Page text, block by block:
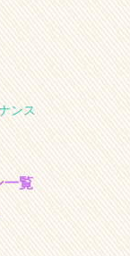
ンス
一覧